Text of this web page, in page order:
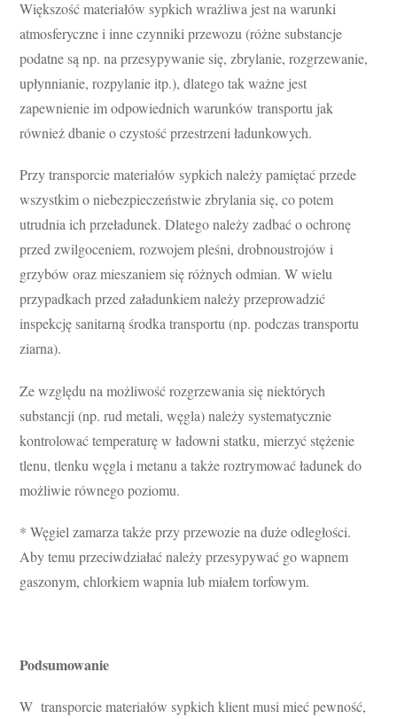
Większość materiałów sypkich wrażliwa jest na warunki
atmosferyczne i inne czynniki przewozu (różne substancje
podatne są np. na przesypywanie się, zbrylanie, rozgrzewanie,
upłynnianie, rozpylanie itp.), dlatego tak ważne jest
zapewnienie im odpowiednich warunków transportu jak
również dbanie o czystość przestrzeni ładunkowych.
Przy transporcie materiałów sypkich należy pamiętać przede
wszystkim o niebezpieczeństwie zbrylania się, co potem
utrudnia ich przeładunek. Dlatego należy zadbać o ochronę
przed zwilgoceniem, rozwojem pleśni, drobnoustrojów i
grzybów oraz mieszaniem się różnych odmian. W wielu
przypadkach przed załadunkiem należy przeprowadzić
inspekcję sanitarną środka transportu (np. podczas transportu
ziarna).
Ze względu na możliwość rozgrzewania się niektórych
substancji (np. rud metali, węgla) należy systematycznie
kontrolować temperaturę w ładowni statku, mierzyć stężenie
tlenu, tlenku węgla i metanu a także roztrymować ładunek do
możliwie równego poziomu.
* Węgiel zamarza także przy przewozie na duże odległości.
Aby temu przeciwdziałać należy przesypywać go wapnem
gaszonym, chlorkiem wapnia lub miałem torfowym.
Podsumowanie
W transporcie materiałów sypkich klient musi mieć pewność,